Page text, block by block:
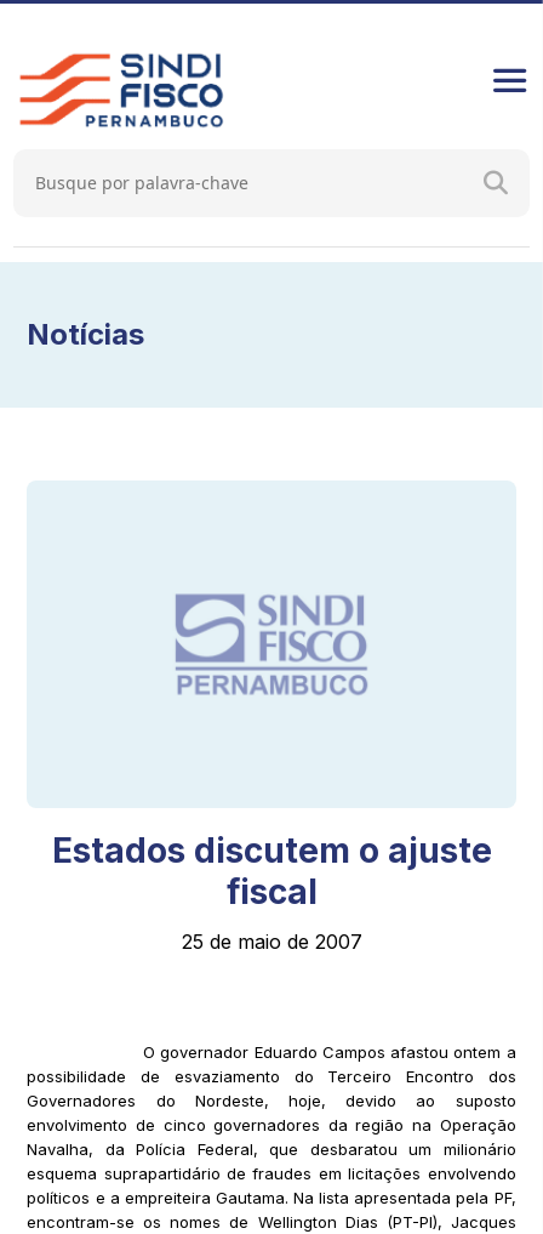
Notícias
Estados discutem o ajuste
fiscal
25 de maio de 2007
O governador Eduardo Campos afastou ontem a
possibilidade de esvaziamento do Terceiro Encontro dos
Governadores do Nordeste, hoje, devido ao suposto
envolvimento de cinco governadores da região na Operação
Navalha, da Polícia Federal, que desbaratou um milionário
esquema suprapartidário de fraudes em licitações envolvendo
políticos e a empreiteira Gautama. Na lista apresentada pela PF,
encontram-se os nomes de Wellington Dias (PT-PI), Jacques